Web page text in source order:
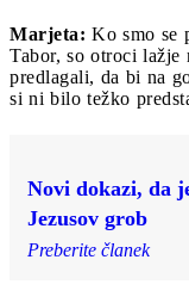
Marjeta: Ko smo se
Tabor, so otroci lažje
predlagali, da bi na
si ni bilo težko
Novi dokazi, da
Jezusov grob
Preberite članek